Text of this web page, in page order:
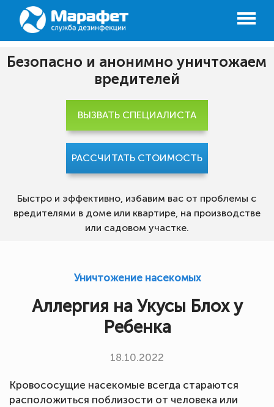
Безопасно и анонимно уничтожаем
вредителей
Быстро и эффективно, избавим вас от проблемы с
вредителями в доме или квартире, на производстве
или садовом участке.
ВЫЗВАТЬ СПЕЦИАЛИСТА
РАССЧИТАТЬ СТОИМОСТЬ
Уничтожение насекомых
Аллергия на Укусы Блох у
Ребенка
18.10.2022
Кровососущие насекомые всегда стараются
расположиться поблизости от человека или